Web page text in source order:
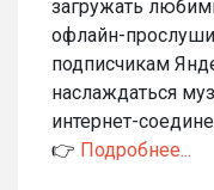
загружать
офлайн-
подписчикам
наслаждаться
интернет-
👉 Подробнее...